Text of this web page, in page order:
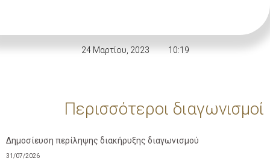
24 Μαρτίου, 2023 10:19
Περισσότεροι διαγωνισμοί
Δημοσίευση περίληψης διακήρυξης διαγωνισμού
31/07/2026